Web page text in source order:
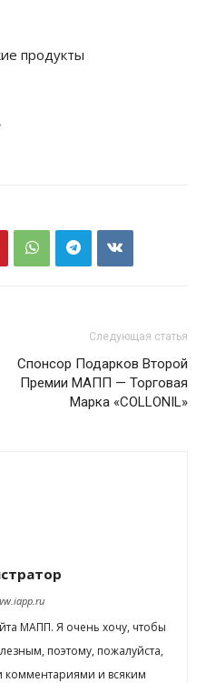
продукты
Следующая статья
Спонсор Подарков Второй
Премии МАПП — Торговая
Марка «COLLONIL»
МАПП. Я очень хочу, чтобы
поэтому, пожалуйста,
комментариями и всяким